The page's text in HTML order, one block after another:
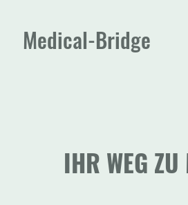
Medical-Bridge
IHR WEG